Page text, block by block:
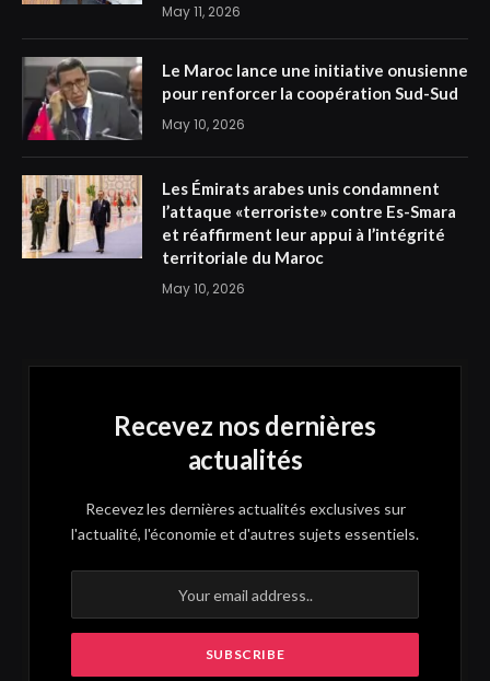
May 11, 2026
Le Maroc lance une initiative onusienne
pour renforcer la coopération Sud-Sud
May 10, 2026
Les Émirats arabes unis condamnent
l’attaque «terroriste» contre Es-Smara
et réaffirment leur appui à l’intégrité
territoriale du Maroc
May 10, 2026
Recevez nos dernières
actualités
Recevez les dernières actualités exclusives sur
l'actualité, l'économie et d'autres sujets essentiels.